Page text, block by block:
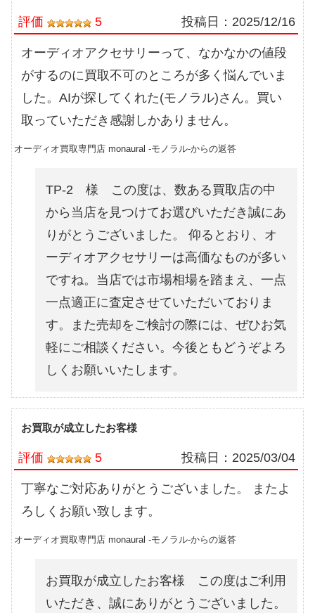
評価 5 投稿日： 2025/12/16
オーディオアクセサリーって、なかなかの値段
がするのに買取不可のところが多く悩んでいま
した。AIが探してくれた(モノラル)さん。買い
取っていただき感謝しかありません。
オーディオ買取専門店 monaural -モノラル-からの返答
TP-2 様 この度は、数ある買取店の中
から当店を見つけてお選びいただき誠にあ
りがとうございました。 仰るとおり、オ
ーディオアクセサリーは高価なものが多い
ですね。当店では市場相場を踏まえ、一点
一点適正に査定させていただいておりま
す。また売却をご検討の際には、ぜひお気
軽にご相談ください。今後ともどうぞよろ
しくお願いいたします。
お買取が成立したお客様
評価 5 投稿日： 2025/03/04
丁寧なご対応ありがとうございました。 またよ
ろしくお願い致します。
オーディオ買取専門店 monaural -モノラル-からの返答
お買取が成立したお客様 この度はご利用
いただき、誠にありがとうございました。